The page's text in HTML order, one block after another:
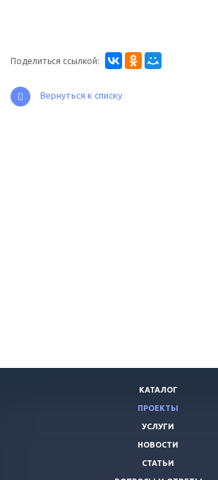
Поделиться ссылкой:
Вернуться к списку
КАТАЛОГ
ПРОЕКТЫ
УСЛУГИ
НОВОСТИ
СТАТЬИ